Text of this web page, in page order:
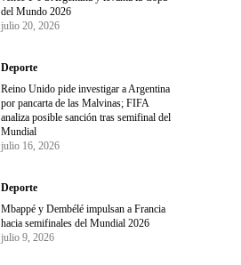
del Mundo 2026
julio 20, 2026
Deporte
Reino Unido pide investigar a Argentina
por pancarta de las Malvinas; FIFA
analiza posible sanción tras semifinal del
Mundial
julio 16, 2026
Deporte
Mbappé y Dembélé impulsan a Francia
hacia semifinales del Mundial 2026
julio 9, 2026